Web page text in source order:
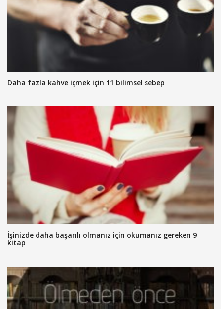
Daha fazla kahve içmek için 11 bilimsel sebep
İşinizde daha başarılı olmanız için okumanız gereken 9
kitap